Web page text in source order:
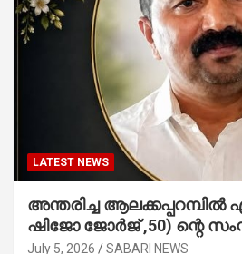
LATEST NEWS
അന്തരിച്ച ആ​ല​ക്ക​പ്പ​റമ്പിൽ​
ഷിജോ ജോർജ് ,50) ന്റെ
July 5, 2026 SABARI NEWS